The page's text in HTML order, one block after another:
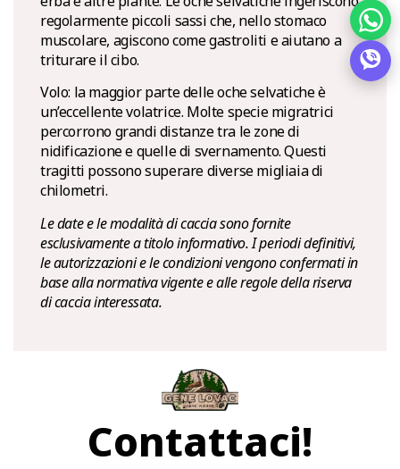
regolarmente piccoli sassi che, nello stomaco
muscolare, agiscono come gastroliti e aiutano a
triturare il cibo.
Volo: la maggior parte delle oche selvatiche è
un’eccellente volatrice. Molte specie migratrici
percorrono grandi distanze tra le zone di
nidificazione e quelle di svernamento. Questi
tragitti possono superare diverse migliaia di
chilometri.
Le date e le modalità di caccia sono fornite
esclusivamente a titolo informativo. I periodi definitivi,
le autorizzazioni e le condizioni vengono confermati in
base alla normativa vigente e alle regole della riserva
di caccia interessata.
Contattaci!